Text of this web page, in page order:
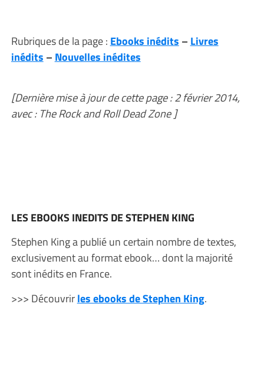
Rubriques de la page : Ebooks inédits – Livres
inédits – Nouvelles inédites
[Dernière mise à jour de cette page : 2 février 2014,
avec : The Rock and Roll Dead Zone ]
LES EBOOKS INEDITS DE STEPHEN KING
Stephen King a publié un certain nombre de textes,
exclusivement au format ebook… dont la majorité
sont inédits en France.
>>> Découvrirles ebooks de Stephen King.